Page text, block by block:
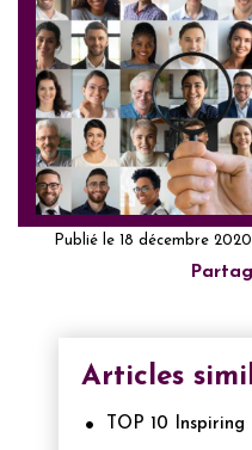
Publié le 18 décembre 2020
Articles
TOP 10